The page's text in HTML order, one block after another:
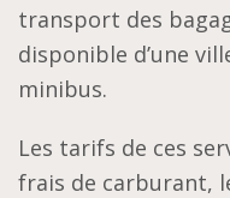
transport des
disponible d’une
minibus.
Les tarifs de ces
frais de carburant,